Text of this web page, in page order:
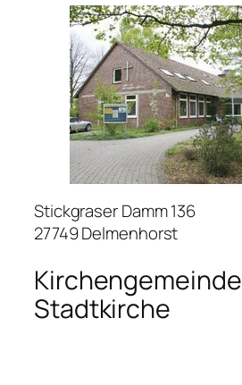
Stickgraser Damm 136
27749 Delmenhorst
Kirchengemeinde
Stadtkirche